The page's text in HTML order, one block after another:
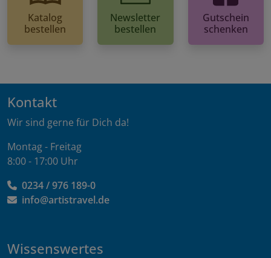
Katalog
bestellen
Newsletter
bestellen
Gutschein
schenken
Kontakt
Wir sind gerne für Dich da!
Montag - Freitag
8:00 - 17:00 Uhr
0234 / 976 189-0
info@artistravel.de
Wissenswertes